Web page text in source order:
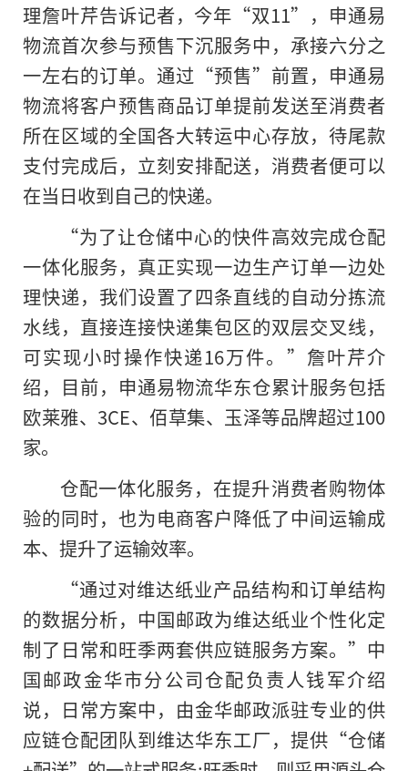
理詹叶芹告诉记者，今年“双11”，申通易
物流首次参与预售下沉服务中，承接六分之
一左右的订单。通过“预售”前置，申通易
物流将客户预售商品订单提前发送至消费者
所在区域的全国各大转运中心存放，待尾款
支付完成后，立刻安排配送，消费者便可以
在当日收到自己的快递。
“为了让仓储中心的快件高效完成仓配
一体化服务，真正实现一边生产订单一边处
理快递，我们设置了四条直线的自动分拣流
水线，直接连接快递集包区的双层交叉线，
可实现小时操作快递16万件。”詹叶芹介
绍，目前，申通易物流华东仓累计服务包括
欧莱雅、3CE、佰草集、玉泽等品牌超过100
家。
仓配一体化服务，在提升消费者购物体
验的同时，也为电商客户降低了中间运输成
本、提升了运输效率。
“通过对维达纸业产品结构和订单结构
的数据分析，中国邮政为维达纸业个性化定
制了日常和旺季两套供应链服务方案。”中
国邮政金华市分公司仓配负责人钱军介绍
说，日常方案中，由金华邮政派驻专业的供
应链仓配团队到维达华东工厂，提供“仓储